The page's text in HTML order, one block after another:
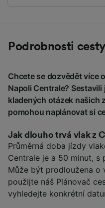
Podrobnosti cesty
Chcete se dozvědět více
Napoli Centrale?
kladených otázek našich
pomohou naplánovat si
Jak dlouho trvá vlak z
Průměrná doba jízdy
Centrale je a 50 minut, s
Může být prodloužena o
použijte náš Plánovač
vyhledejte konkrétní